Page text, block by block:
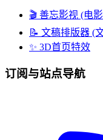
🎬 善忘影视 (电
📝 文稿排版器 (
✨ 3D首页特效
订阅与站点导航